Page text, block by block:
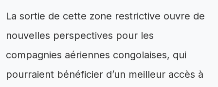
La sortie de cette zone restrictive ouvre de
nouvelles perspectives pour les
compagnies aériennes congolaises, qui
pourraient bénéficier d’un meilleur accès à